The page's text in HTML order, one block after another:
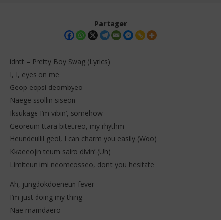
NOW VIEWING
8
janvier
Stone
Partager
idntt – Pretty Boy Swag (Lyrics)
I, I, eyes on me
Geop eopsi deombyeo
Naege ssollin siseon
Iksukage I’m vibin’, somehow
Georeum ttara biteureo, my rhythm
Heundeullil geol, I can charm you easily (Woo)
Kkaeeojin teum sairo divin’ (Uh)
Limiteun imi neomeosseo, don’t you hesitate
Ah, jungdokdoeneun fever
I’m just doing my thing
Nae mamdaero